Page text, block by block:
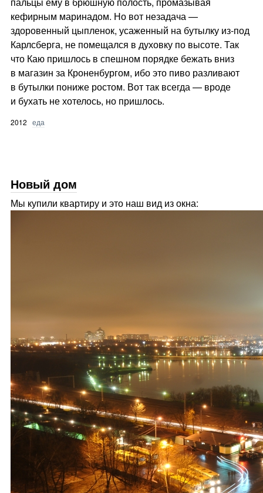
кефирным маринадом. Но вот незадача —
здоровенный цыпленок, усаженный на бутылку из-под
Карлсберга, не помещался в духовку по высоте. Так
что Каю пришлось в спешном порядке бежать вниз
в магазин за Кроненбургом, ибо это пиво разливают
в бутылки пониже ростом. Вот так всегда — вроде
и бухать не хотелось, но пришлось.
2012 еда
Новый дом
Мы купили квартиру и это наш вид из окна: